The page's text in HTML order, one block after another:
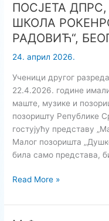
ПОСЈЕТА
ШКОЛА
РАДОВИЋ“,
24. април 2026.
Ученици другог
22.4.2026. године
маште, музике и
позоришту Републике
гостујућу представу
Малог позоришта
била само представа,
ПОСЈЕТА
ПРЕДСТАВА
„МАЛА
Read More »